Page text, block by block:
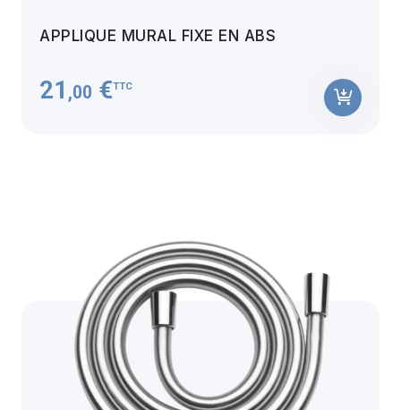
APPLIQUE MURAL FIXE EN ABS
21 ,00 €TTC